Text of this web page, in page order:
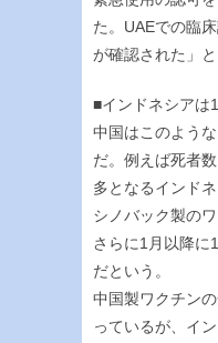
た。UAEでの臨
が確認された」と
■インドネシアは
中国はこのよう
だ。例えば死者
多となるインド
シノバック製の
さらに1月以降に
だという。
中国製ワクチン
っているが、イ